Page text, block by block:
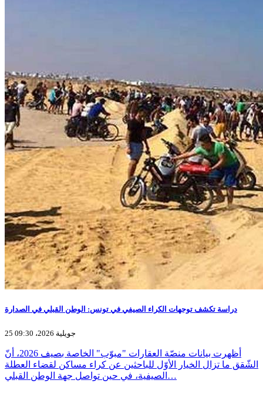
دراسة تكشف توجهات الكراء الصيفي في تونس: الوطن القبلي في الصدارة
25 جويلية 2026، 09:30
أظهرت بيانات منصّة العقارات "مبوّب" الخاصة بصيف 2026، أنّ
الشّقق ما تزال الخيار الأوّل للباحثين عن كراء مساكن لقضاء العطلة
الصيفية، في حين تواصل جهة الوطن القبلي…